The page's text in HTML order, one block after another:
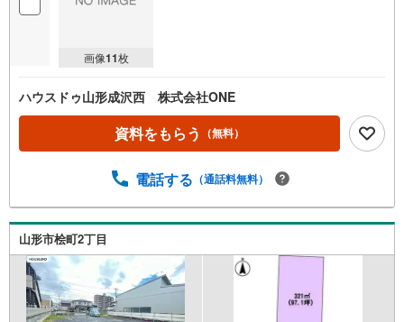
画像11枚
ハウスドゥ山形成沢西 株式会社ONE
資料をもらう （無料）
電話する （通話料無料）
山形市桧町2丁目